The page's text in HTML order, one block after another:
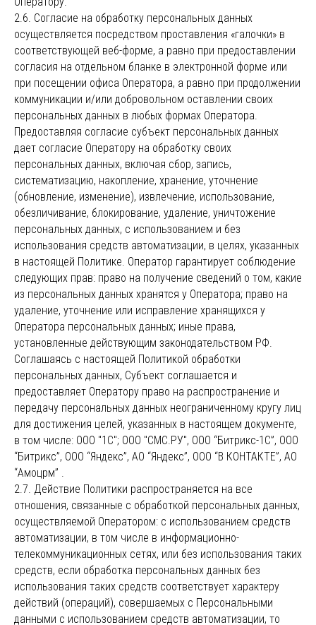
2.6. Согласие на обработку персональных данных
осуществляется посредством проставления «галочки» в
соответствующей веб-форме, а равно при предоставлении
согласия на отдельном бланке в электронной форме или
при посещении офиса Оператора, а равно при продолжении
коммуникации и/или добровольном оставлении своих
персональных данных в любых формах Оператора.
Предоставляя согласие субъект персональных данных
дает согласие Оператору на обработку своих
персональных данных, включая сбор, запись,
систематизацию, накопление, хранение, уточнение
(обновление, изменение), извлечение, использование,
обезличивание, блокирование, удаление, уничтожение
персональных данных, с использованием и без
использования средств автоматизации, в целях, указанных
в настоящей Политике. Оператор гарантирует соблюдение
следующих прав: право на получение сведений о том, какие
из персональных данных хранятся у Оператора; право на
удаление, уточнение или исправление хранящихся у
Оператора персональных данных; иные права,
установленные действующим законодательством РФ.
Соглашаясь с настоящей Политикой обработки
персональных данных, Субъект соглашается и
предоставляет Оператору право на распространение и
передачу персональных данных неограниченному кругу лиц
для достижения целей, указанных в настоящем документе,
в том числе: ООО "1С"; ООО "СМС.РУ", ООО “Битрикс-1С”, ООО
“Битрикс”, ООО “Яндекс”, АО “Яндекс”, ООО “В КОНТАКТЕ”, АО
“Амоцрм” .
2.7. Действие Политики распространяется на все
отношения, связанные с обработкой персональных данных,
осуществляемой Оператором: с использованием средств
автоматизации, в том числе в информационно-
телекоммуникационных сетях, или без использования таких
средств, если обработка персональных данных без
использования таких средств соответствует характеру
действий (операций), совершаемых с Персональными
данными с использованием средств автоматизации, то